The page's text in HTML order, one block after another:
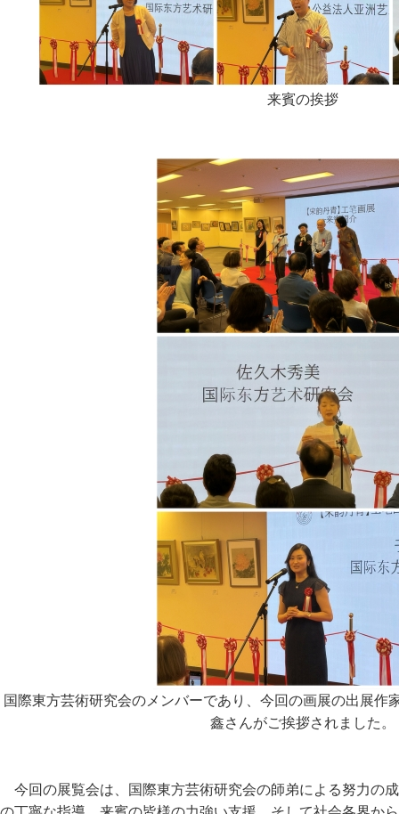
来賓の挨拶
国際東方芸術研究会のメンバーであり、今回の画展の出展作
鑫さんがご挨拶されました。
今回の展覧会は、国際東方芸術研究会の師弟による努力の